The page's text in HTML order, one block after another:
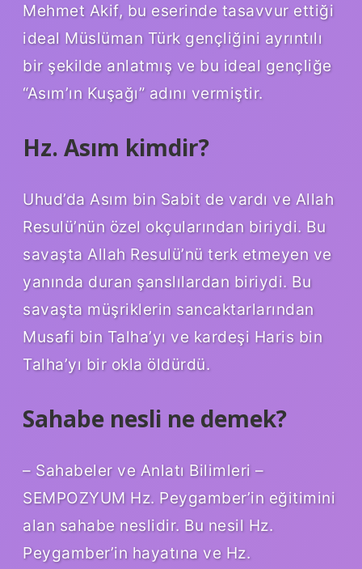
Mehmet Akif, bu eserinde tasavvur ettiği
ideal Müslüman Türk gençliğini ayrıntılı
bir şekilde anlatmış ve bu ideal gençliğe
“Asım’ın Kuşağı” adını vermiştir.
Hz. Asım kimdir?
Uhud’da Asım bin Sabit de vardı ve Allah
Resulü’nün özel okçularından biriydi. Bu
savaşta Allah Resulü’nü terk etmeyen ve
yanında duran şanslılardan biriydi. Bu
savaşta müşriklerin sancaktarlarından
Musafi bin Talha’yı ve kardeşi Haris bin
Talha’yı bir okla öldürdü.
Sahabe nesli ne demek?
– Sahabeler ve Anlatı Bilimleri –
SEMPOZYUM Hz. Peygamber’in eğitimini
alan sahabe neslidir. Bu nesil Hz.
Peygamber’in hayatına ve Hz.